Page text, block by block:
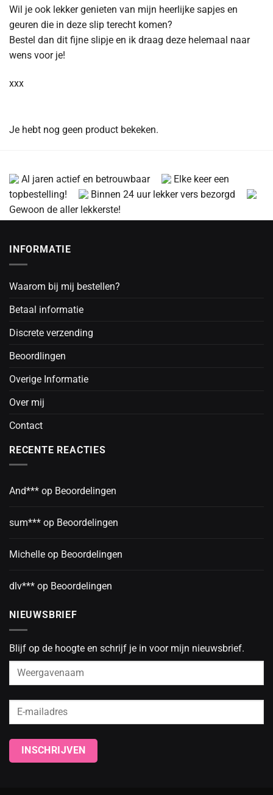
Wil je ook lekker genieten van mijn heerlijke sapjes en
geuren die in deze slip terecht komen?
Bestel dan dit fijne slipje en ik draag deze helemaal naar
wens voor je!
xxx
Je hebt nog geen product bekeken.
Al jaren actief en betrouwbaar
Elke keer een
topbestelling!
Binnen 24 uur lekker vers bezorgd
Gewoon de aller lekkerste!
INFORMATIE
Waarom bij mij bestellen?
Betaal informatie
Discrete verzending
Beoordlingen
Overige Informatie
Over mij
Contact
RECENTE REACTIES
And*** op Beoordelingen
sum*** op Beoordelingen
Michelle op Beoordelingen
dlv*** op Beoordelingen
NIEUWSBRIEF
Blijf op de hoogte en schrijf je in voor mijn nieuwsbrief.